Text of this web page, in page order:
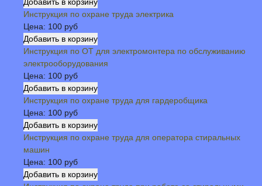
Инструкция по охране труда электрика
Цена: 100 руб
Инструкция по ОТ для электромонтера по обслуживанию
электрооборудования
Цена: 100 руб
Инструкция по охране труда для гардеробщика
Цена: 100 руб
Инструкция по охране труда для оператора стиральных
машин
Цена: 100 руб